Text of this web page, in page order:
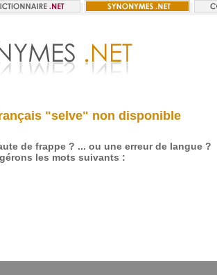
"selve" non disponible
de frappe ? ... ou une erreur de langue ?
les mots suivants :